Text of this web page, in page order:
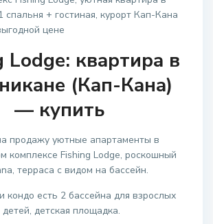
спальня + гостиная, курорт Кап-Кана
цене
Lodge: квартира в
(Кап-Кана)
— купить
продажу уютные апартаменты в
комплексе Fishing Lodge, роскошный
терраса с видом на бассейн.
кондо есть 2 бассейна для взрослых
детская площадка.